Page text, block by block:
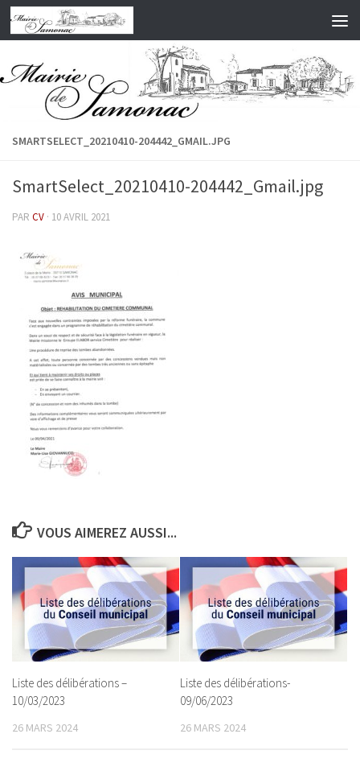
Skip to content
SMARTSELECT_20210410-204442_GMAIL.JPG
SmartSelect_20210410-204442_Gmail.jpg
PAR CV · 10 AVRIL 2021
VOUS AIMEREZ AUSSI...
Liste des délibérations –
10/03/2023
26 MARS 2024
Liste des délibérations-
09/06/2023
26 MARS 2024